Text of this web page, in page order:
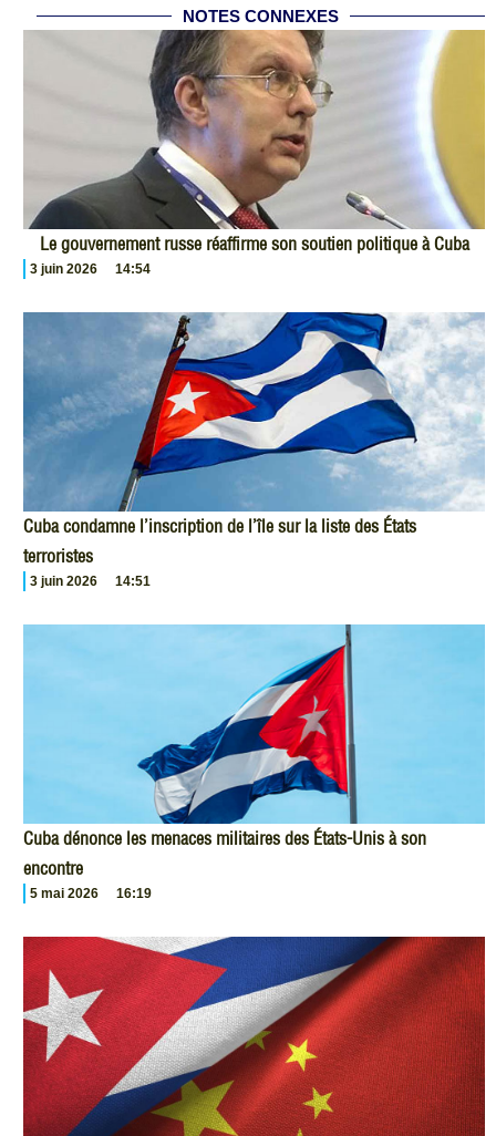
NOTES CONNEXES
Le gouvernement russe réaffirme son soutien politique à Cuba
3 juin 2026 14:54
Cuba condamne l’inscription de l’île sur la liste des États
terroristes
3 juin 2026 14:51
Cuba dénonce les menaces militaires des États-Unis à son
encontre
5 mai 2026 16:19